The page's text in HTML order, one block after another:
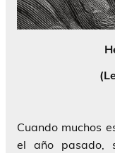
Cuando muchos
el año pasado,